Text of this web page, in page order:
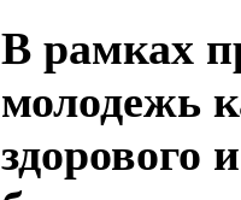
В рамках
молодежь
здорового